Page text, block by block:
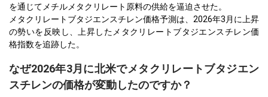
を通じてメチルメタクリレート原料の供給を逼迫させた。
メタクリレートブタジエンスチレン価格予測は、2026年3月に上昇
の勢いを反映し、上昇したメタクリレートブタジエンスチレン価
格指数を追跡した。
なぜ2026年3月に北米でメタクリレートブタジエン
スチレンの価格が変動したのですか？